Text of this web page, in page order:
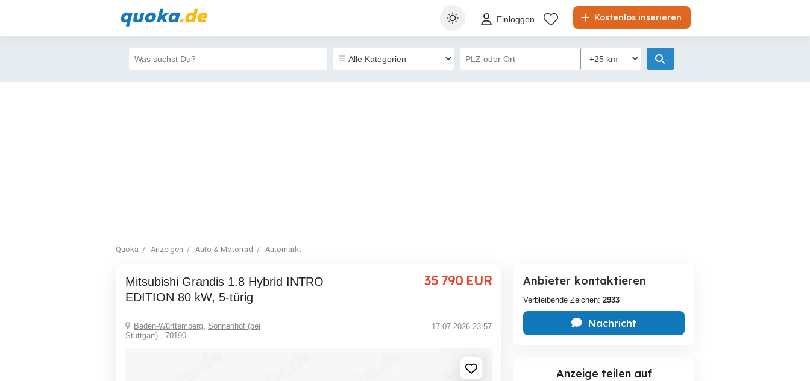
quoka.de Kostenlos inserieren
Einloggen
Quoka Anzeigen Auto & Motorrad Automarkt
Mitsubishi Grandis 1.8 Hybrid INTRO
EDITION 80 kW, 5-türig
35 790 EUR
Baden-Württemberg, Sonnenhof (bei
Stuttgart) , 70190
17.07.2026 23:57
Anbieter kontaktieren
Verbleibende Zeichen: 2933
Nachricht
Anzeige teilen auf